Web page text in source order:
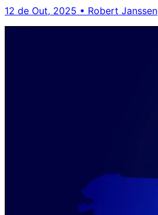
12 de Out, 2025 • Robert Janssen